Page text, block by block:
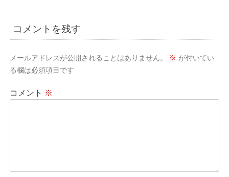
ゲ
ー
シ
ョ
コメントを残す
メールアドレスが公開されることはありません。 ※ が付いてい
る欄は必須項目です
コメント ※